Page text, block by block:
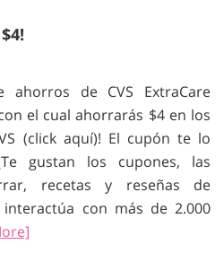
de CVS ExtraCare
el cual ahorrarás $4 en los
(click aquí)! El cupón te lo
gustan los cupones, las
recetas y reseñas de
con más de 2.000